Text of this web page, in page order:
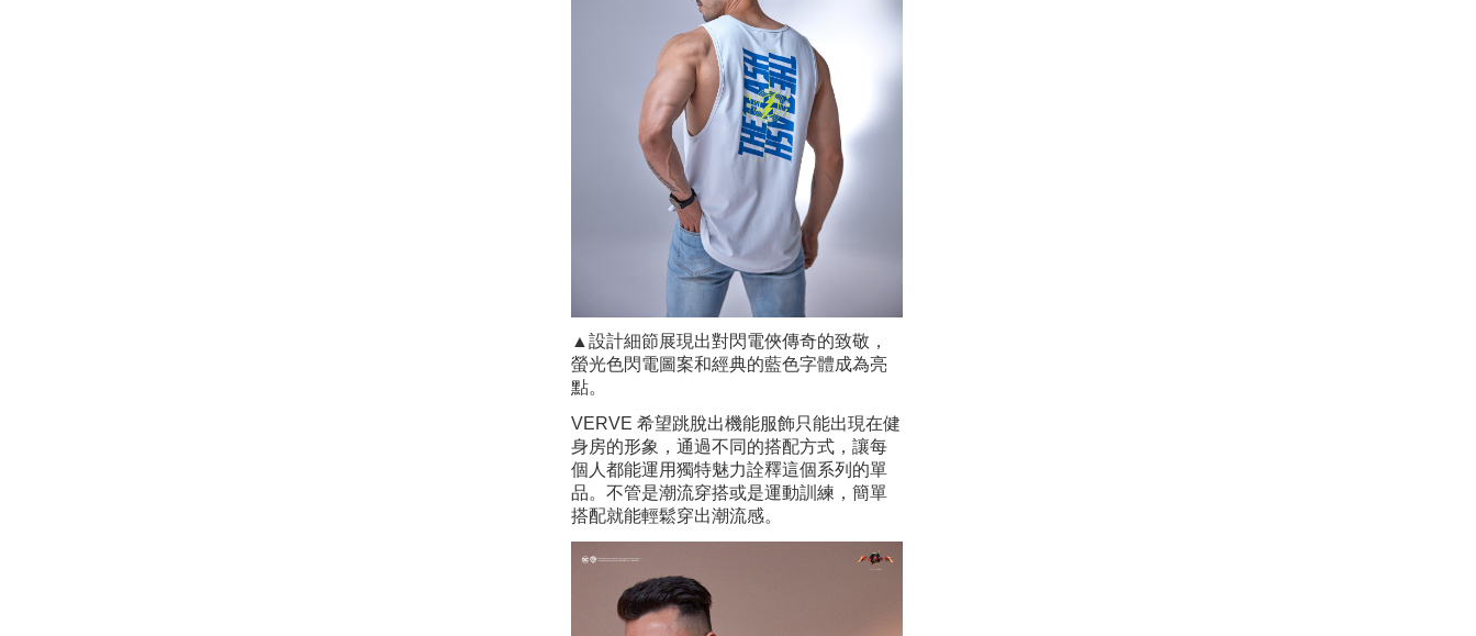
▲設計細節展現出對閃電俠傳奇的致敬，
螢光色閃電圖案和經典的藍色字體成為亮
點。
VERVE 希望跳脫出機能服飾只能出現在健
身房的形象，通過不同的搭配方式，讓每
個人都能運用獨特魅力詮釋這個系列的單
品。不管是潮流穿搭或是運動訓練，簡單
搭配就能輕鬆穿出潮流感。